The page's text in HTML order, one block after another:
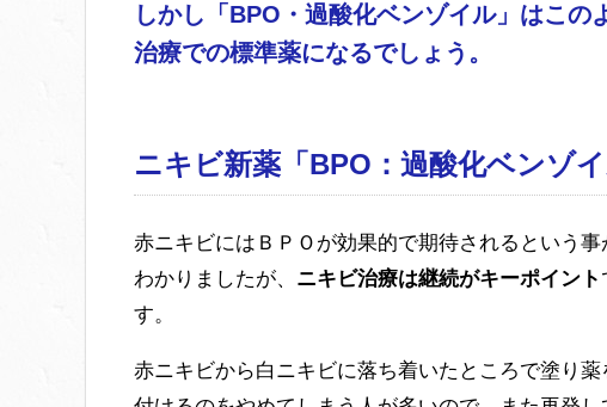
しかし「BPO・過酸化ベンゾイル」はこの
治療での標準薬になるでしょう。
ニキビ新薬「BPO：過酸化ベンゾ
赤ニキビにはＢＰＯが効果的で期待されるという事
わかりましたが、 ニキビ治療は継続がキーポイント
す。
赤ニキビから白ニキビに落ち着いたところで塗り薬